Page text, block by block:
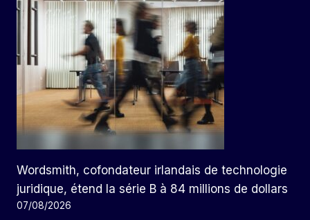
Wordsmith, cofondateur irlandais de technologie
juridique, étend la série B à 84 millions de dollars
07/08/2026